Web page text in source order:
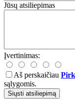
Jūsų atsiliepimas
Įvertinimas:
Aš perskaičiau
sąlygomis.
Siųsti atsiliepimą